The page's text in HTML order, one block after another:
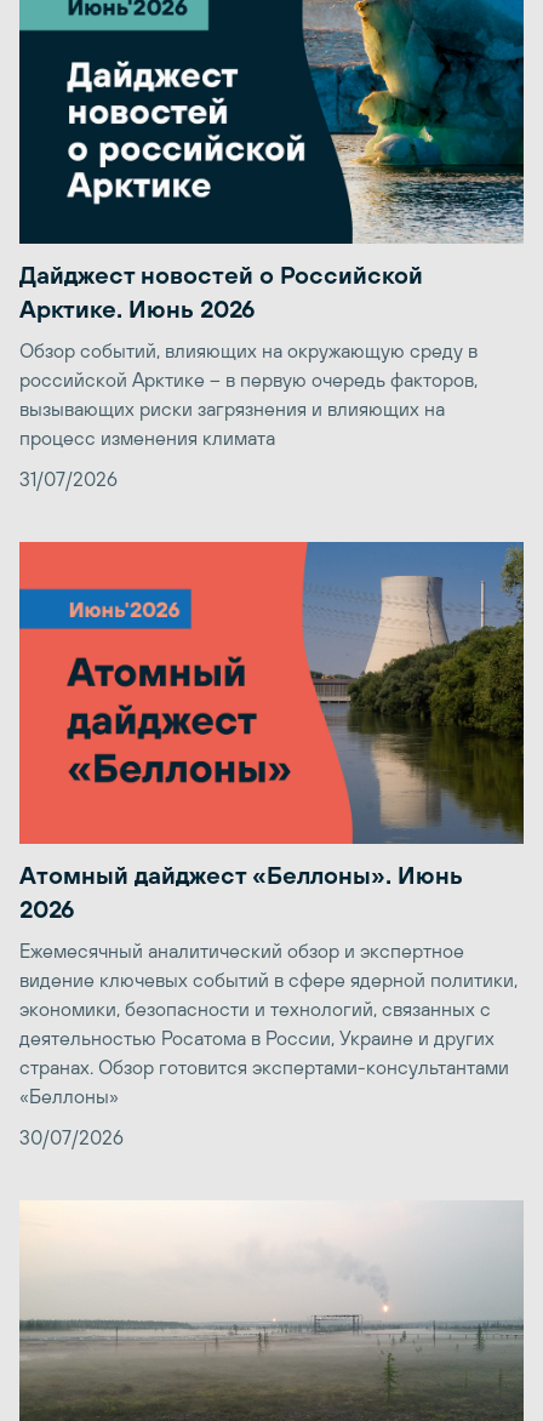
Дайджест новостей о Российской
Арктике. Июнь 2026
Обзор событий, влияющих на окружающую среду в
российской Арктике – в первую очередь факторов,
вызывающих риски загрязнения и влияющих на
процесс изменения климата
31/07/2026
Атомный дайджест «Беллоны». Июнь
2026
Ежемесячный аналитический обзор и экспертное
видение ключевых событий в сфере ядерной политики,
экономики, безопасности и технологий, связанных с
деятельностью Росатома в России, Украине и других
странах. Обзор готовится экспертами-консультантами
«Беллоны»
30/07/2026